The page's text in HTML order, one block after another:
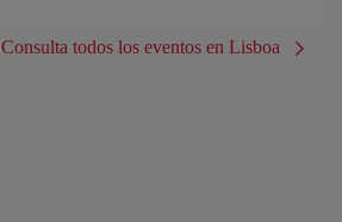
Consulta todos los eventos en Lisboa